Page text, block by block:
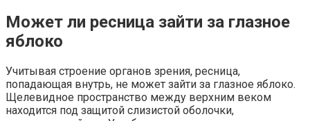
Может ли ресница зайти за глазное
яблоко
Учитывая строение органов зрения, ресница,
попадающая внутрь, не может зайти за глазное яблоко.
Щелевидное пространство между верхним веком
находится под защитой слизистой оболочки,